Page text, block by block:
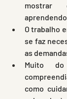
mostrar
O trabalho
se faz
as
Muito
como